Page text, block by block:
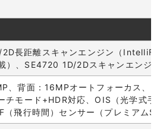
長距離スキャンエンジン（
）、SE4720 1D/2Dスキャンエンジ
、背面：16MPオートフォーカス、
チモード+HDR対応、OIS（光学式手
（飛行時間）センサー（プレミアム